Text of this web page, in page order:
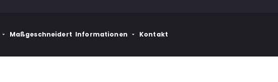
Maßgeschneidert Informationen Kontakt